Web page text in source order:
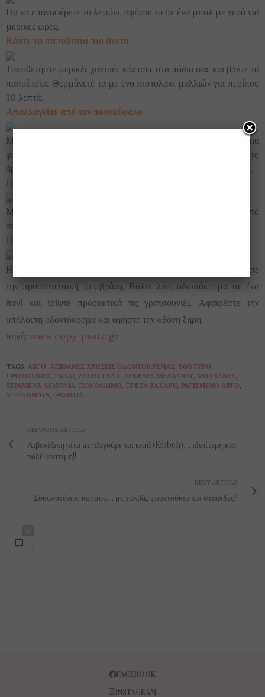
Για να επαναφέρετε το λεμόνι, αφήστε το σε ένα μπολ με νερό για
μερικές ώρες.
Κάντε τα παπούτσια πιο άνετα
Τοποθετήστε μερικές χοντρές κάλτσες στα πόδια σας και βάλτε τα
παπούτσια. Θερμάνετέ τα με ένα πιστολάκι μαλλιών για περίπου
10 λεπτά.
Απαλλαγείτε από τον πονοκέφαλο
Μπορείτε να απαλλαγείτε από τον πονοκέφαλο αν τρίψετε μια
φέτα λεμόνι στο μέτωπό σας. Ακούγεται παράξενο αλλά το
άρωμα των εσπεριδοειδών μπορεί πραγματικά να σας βοηθήσει.
Πώς να μαζέψετε τα κομμάτια ενός σπασμένου γυαλιού
Μπορείτε να συλλέξετε ακόμη και τα μικρότερα κομμάτια από
σπασμένα γυαλιά, χρησιμοποιώντας πλαστελίνη.
Προστατέψτε το κινητό σας
Η οθόνη του κινητού μπορεί να γδαρθεί πολύ εύκολα αν δεν έχετε
την προστατευτική μεμβράνη. Βάλτε λίγη οδοντόκρεμα σε ένα
πανί και τρίψτε προσεκτικά τις γρατσουνιές. Αφαιρέστε την
υπόλοιπη οδοντόκρεμα και αφήστε την οθόνη ξηρή.
πηγή: www.copy-paste.gr
TAGS: ΑΒΓΌ, ΑΠΊΘΑΝΕΣ ΧΡΉΣΕΙΣ ΟΔΟΝΤΌΚΡΕΜΑΣ, ΒΟΎΤΥΡΟ,
ΓΡΑΤΣΟΥΝΙΈΣ, ΓΥΑΛΊ, ΖΕΣΤΌ ΓΆΛΑ, ΛΕΚΈΔΕΣ ΜΕΛΑΝΙΟΎ, ΜΠΑΝΆΝΕΣ,
ΞΕΡΑΜΈΝΑ ΛΕΜΌΝΙΑ, ΠΟΝΌΛΑΙΜΟ, ΠΡΈΖΑ ΖΆΧΑΡΗ, ΡΑΓΙΣΜΈΝΟ ΑΒΓΌ,
ΥΠΟΔΉΜΑΤΑ, ΦΑΣΌΛΙΑ
PREVIOUS ARTICLE
Λιβανέζικη πίτα με πλιγούρι και κιμά (Kibbeh).... ιδιαίτερη και
πολύ νόστιμη!!
NEXT ARTICLE
Σοκολατένιος κορμός.... με χαλβά, φουντούκια και σταφίδες!!
FACEBOOK
INSTAGRAM